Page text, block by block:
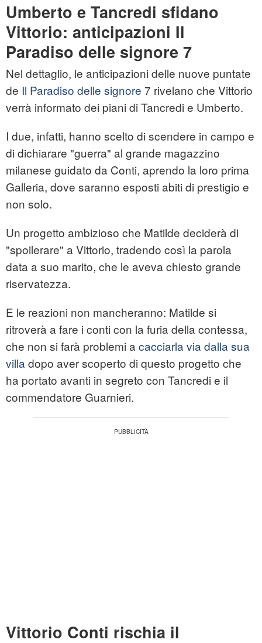
Umberto e Tancredi sfidano
Vittorio: anticipazioni Il
Paradiso delle signore 7
Nel dettaglio, le anticipazioni delle nuove puntate
de Il Paradiso delle signore 7 rivelano che Vittorio
verrà informato dei piani di Tancredi e Umberto.
I due, infatti, hanno scelto di scendere in campo e
di dichiarare "guerra" al grande magazzino
milanese guidato da Conti, aprendo la loro prima
Galleria, dove saranno esposti abiti di prestigio e
non solo.
Un progetto ambizioso che Matilde deciderà di
"spoilerare" a Vittorio, tradendo così la parola
data a suo marito, che le aveva chiesto grande
riservatezza.
E le reazioni non mancheranno: Matilde si
ritroverà a fare i conti con la furia della contessa,
che non si farà problemi a cacciarla via dalla sua
villa dopo aver scoperto di questo progetto che
ha portato avanti in segreto con Tancredi e il
commendatore Guarnieri.
Vittorio Conti rischia il